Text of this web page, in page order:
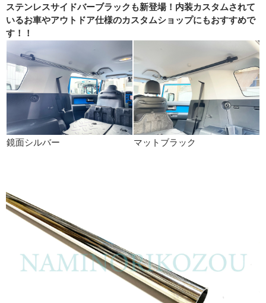
ステンレスサイドバーブラックも新登場！内装カスタムされて
いるお車やアウトドア仕様のカスタムショップにもおすすめで
す！！
鏡面シルバー マットブラック